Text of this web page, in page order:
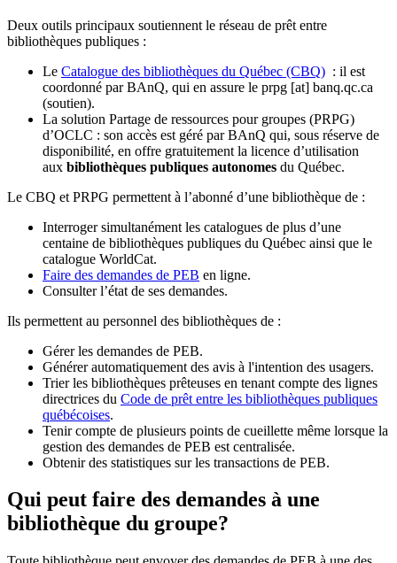
Deux outils principaux soutiennent le réseau de prêt entre
bibliothèques publiques :
Le Catalogue des bibliothèques du Québec (CBQ) : il est
coordonné par BAnQ, qui en assure le prpg [at] banq.qc.ca
(soutien).
La solution Partage de ressources pour groupes (PRPG)
d’OCLC : son accès est géré par BAnQ qui, sous réserve de
disponibilité, en offre gratuitement la licence d’utilisation
aux bibliothèques publiques autonomes du Québec.
Le CBQ et PRPG permettent à l’abonné d’une bibliothèque de :
Interroger simultanément les catalogues de plus d’une
centaine de bibliothèques publiques du Québec ainsi que le
catalogue WorldCat.
Faire des demandes de PEB en ligne.
Consulter l’état de ses demandes.
Ils permettent au personnel des bibliothèques de :
Gérer les demandes de PEB.
Générer automatiquement des avis à l'intention des usagers.
Trier les bibliothèques prêteuses en tenant compte des lignes
directrices du Code de prêt entre les bibliothèques publiques
québécoises.
Tenir compte de plusieurs points de cueillette même lorsque la
gestion des demandes de PEB est centralisée.
Obtenir des statistiques sur les transactions de PEB.
Qui peut faire des demandes à une
bibliothèque du groupe?